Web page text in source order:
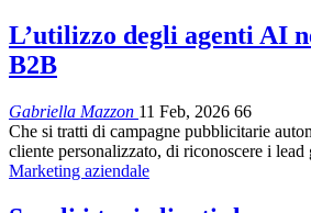
L’utilizzo degli agenti AI
B2B
Gabriella Mazzon 11 Feb, 2026 66
Che si tratti di campagne pubblicitarie
cliente personalizzato, di riconoscere i
Marketing aziendale